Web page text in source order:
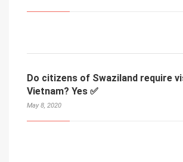
Do citizens of Swaziland require
Vietnam? Yes ✅
May 8, 2020